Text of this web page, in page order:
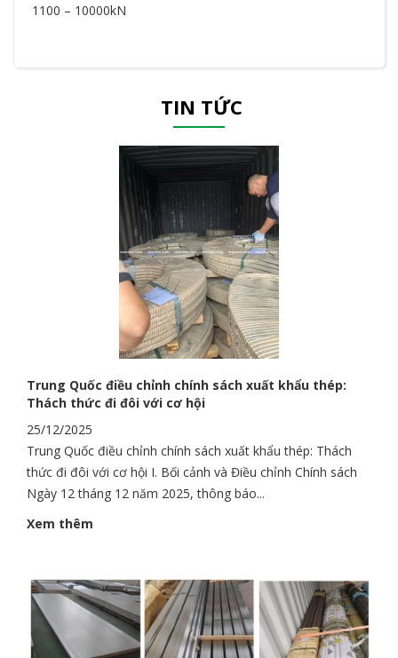
1100 – 10000kN
TIN TỨC
Trung Quốc điều chỉnh chính sách xuất khẩu thép:
Thách thức đi đôi với cơ hội
25/12/2025
Trung Quốc điều chỉnh chính sách xuất khẩu thép: Thách
thức đi đôi với cơ hội I. Bối cảnh và Điều chỉnh Chính sách
Ngày 12 tháng 12 năm 2025, thông báo...
Xem thêm